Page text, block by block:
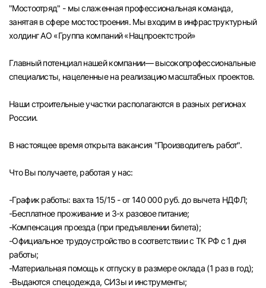
Челябинск
Пермь
Самара
Оренбург
Курган
Уфа
"Мостоотряд" - мы слаженная профессиональная команда,
занятая в сфере мостостроения. Мы входим в инфраструктурный
холдинг АО «Группа компаний «Нацпроектстрой»
Главный потенциал нашей компании— высокопрофессиональные
специалисты, нацеленные на реализацию масштабных проектов.
Наши строительные участки располагаются в разных регионах
России.
В настоящее время открыта вакансия "Производитель работ".
Что Вы получаете, работая у нас:
-График работы: вахта 15/15 - от 140 000 руб. до вычета НДФЛ;
-Бесплатное проживание и 3-х разовое питание;
-Компенсация проезда (при предъявлении билета);
-Официальное трудоустройство в соответствии с ТК РФ с 1 дня
работы;
-Материальная помощь к отпуску в размере оклада (1 раз в год);
-Выдаются спецодежда, СИЗы и инструменты;